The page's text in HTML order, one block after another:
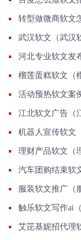
转型做微商软文
武汉软文（武汉
河北专业软文发
榴莲蛋糕软文（
活动预热软文案
江北软文广告（
机器人宣传软文
理财产品软文（
汽车团购结束软
服装软文推广（
触乐软文写作ai
艾芘基妮招代理